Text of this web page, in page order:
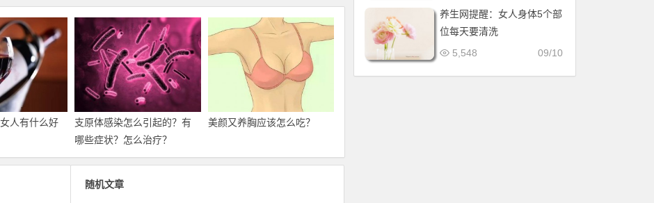
人有什么好
支原体感染怎么引起的？有
哪些症状？怎么治疗？
美颜又养胸应该怎么吃？
随机文章
养生网提醒：女人身体5个部
位每天要清洗
09/10
5,548